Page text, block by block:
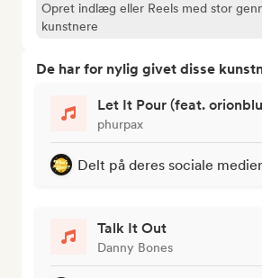
Opret indlæg eller Reels med stor
kunstnere
De har for nylig givet disse
Let It Pour (feat.
phurpax
Delt på deres sociale medier
Talk It Out
Danny Bones